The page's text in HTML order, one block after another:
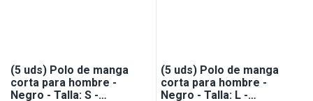
(5 uds) Polo de manga
corta para hombre -
Negro - Talla: S -
(5 uds) Polo de manga
corta para hombre -
Negro - Talla: L -